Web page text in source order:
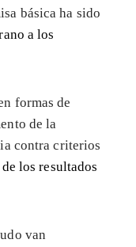
básica ha sido
a los
formas de
de la
contra criterios
los resultados
van